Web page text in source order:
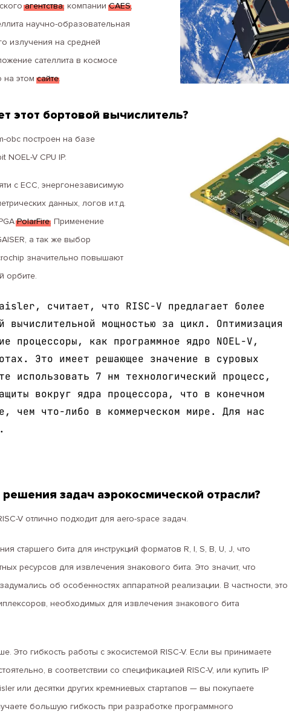
агентства, компанииCAES,
научно-образовательная
излучения на средней
сателлита в космосе
на этомсайте.
этот бортовой вычислитель?
obc построен на базе
NOEL-V CPU IP.
с ECC, энергонезависимую
данных, логов и.т.д.
PolarFire. Применение
а так же выбор
значительно повышают
орбите.
считает, что RISC-V предлагает более
вычислительной мощностью за цикл. Оптимизация
процессоры, как программное ядро NOEL-V,
Это имеет решающее значение в суровых
использовать 7 нм технологический процесс,
вокруг ядра процессора, что в конечном
чем что-либо в коммерческом мире. Для нас
задач аэрокосмической отрасли?
V отлично подходит для aero-space задач.
старшего бита для инструкций форматов R, I, S, B, U, J, что
ресурсов для извлечения знакового бита. Это значит, что
об особенностях аппаратной реализации. В частности, это
необходимых для извлечения знакового бита
Это гибкость работы с экосистемой RISC-V. Если вы принимаете
в соответствии со спецификацией RISC-V, или купить IP
или десятки других кремниевых стартапов — вы покупаете
большую гибкость при разработке программного